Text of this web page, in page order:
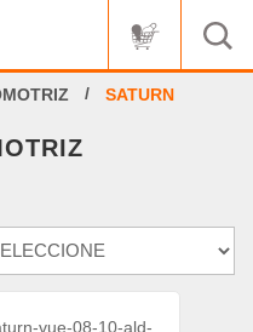
SATURN